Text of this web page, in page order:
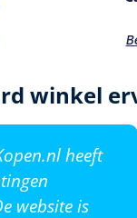
winkel
heeft
website is